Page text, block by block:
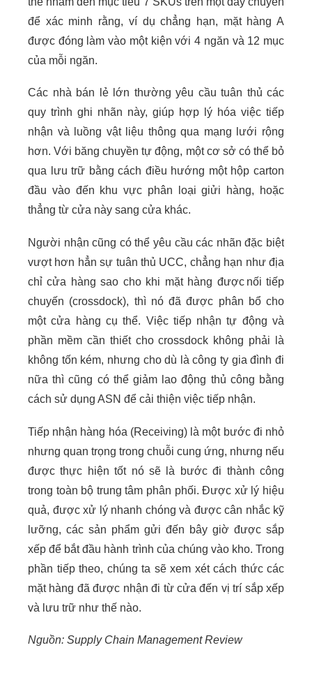
để xác minh rằng, ví dụ chẳng hạn, mặt hàng A
được đóng làm vào một kiện với 4 ngăn và 12 mục
của mỗi ngăn.
Các nhà bán lẻ lớn thường yêu cầu tuân thủ các
quy trình ghi nhãn này, giúp hợp lý hóa việc tiếp
nhận và luồng vật liệu thông qua mạng lưới rộng
hơn. Với băng chuyền tự động, một cơ sở có thể bỏ
qua lưu trữ bằng cách điều hướng một hộp carton
đầu vào đến khu vực phân loại giửi hàng, hoặc
thẳng từ cửa này sang cửa khác.
Người nhận cũng có thể yêu cầu các nhãn đặc biệt
vượt hơn hẳn sự tuân thủ UCC, chẳng hạn như địa
chỉ cửa hàng sao cho khi mặt hàng được nối tiếp
chuyến (crossdock), thì nó đã được phân bổ cho
một cửa hàng cụ thể. Việc tiếp nhận tự động và
phần mềm cần thiết cho crossdock không phải là
không tốn kém, nhưng cho dù là công ty gia đình đi
nữa thì cũng có thể giảm lao động thủ công bằng
cách sử dụng ASN để cải thiện việc tiếp nhận.
Tiếp nhận hàng hóa (Receiving) là một bước đi nhỏ
nhưng quan trọng trong chuỗi cung ứng, nhưng nếu
được thực hiện tốt nó sẽ là bước đi thành công
trong toàn bộ trung tâm phân phối. Được xử lý hiệu
quả, được xử lý nhanh chóng và được cân nhắc kỹ
lưỡng, các sản phẩm gửi đến bây giờ được sắp
xếp để bắt đầu hành trình của chúng vào kho. Trong
phần tiếp theo, chúng ta sẽ xem xét cách thức các
mặt hàng đã được nhận đi từ cửa đến vị trí sắp xếp
và lưu trữ như thế nào.
Nguồn: Supply Chain Management Review